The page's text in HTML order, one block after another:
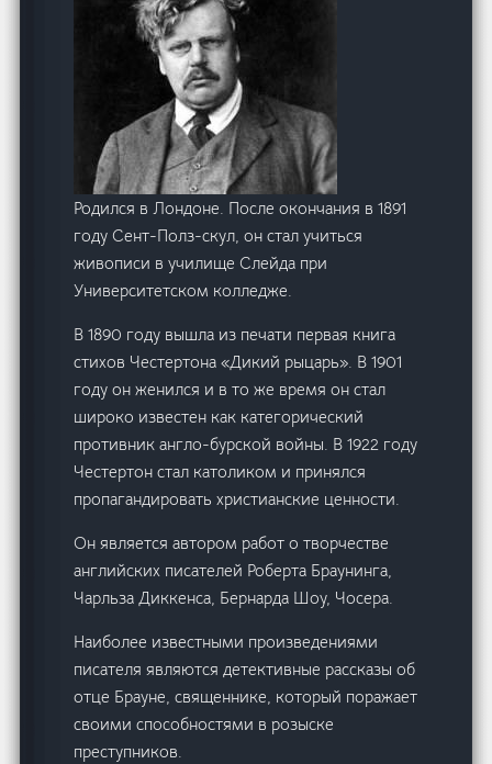
Родился в Лондоне. После окончания в 1891
году Сент-Полз-cкул, он стал учиться
живописи в училище Слейда при
Университетском колледже.
В 1890 году вышла из печати первая книга
стихов Честертона «Дикий рыцарь». В 1901
году он женился и в то же время он стал
широко известен как категорический
противник англо-бурской войны. В 1922 году
Честертон стал католиком и принялся
пропагандировать христианские ценности.
Он является автором работ о творчестве
английских писателей Роберта Браунинга,
Чарльза Диккенса, Бернарда Шоу, Чосера.
Наиболее известными произведениями
писателя являются детективные рассказы об
отце Брауне, священнике, который поражает
своими способностями в розыске
преступников.